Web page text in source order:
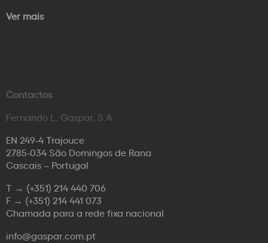
Ver mais
Contactos
Fernando L. Gaspar, S.A.
EN 249-4 Trajouce
2785-034 São Domingos de Rana
Cascais – Portugal
T → (+351) 214 440 706
F → (+351) 214 441 073
Chamada para a rede fixa nacional
info@gaspar.com.pt